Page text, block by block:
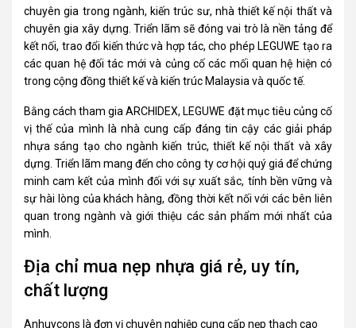
chuyên gia trong ngành, kiến trúc sư, nhà thiết kế nội thất và
chuyên gia xây dựng. Triển lãm sẽ đóng vai trò là nền tảng để
kết nối, trao đổi kiến thức và hợp tác, cho phép LEGUWE tạo ra
các quan hệ đối tác mới và củng cố các mối quan hệ hiện có
trong cộng đồng thiết kế và kiến trúc Malaysia và quốc tế.
Bằng cách tham gia ARCHIDEX, LEGUWE đặt mục tiêu củng cố
vị thế của mình là nhà cung cấp đáng tin cậy các giải pháp
nhựa sáng tạo cho ngành kiến trúc, thiết kế nội thất và xây
dựng. Triển lãm mang đến cho công ty cơ hội quý giá để chứng
minh cam kết của mình đối với sự xuất sắc, tính bền vững và
sự hài lòng của khách hàng, đồng thời kết nối với các bên liên
quan trong ngành và giới thiệu các sản phẩm mới nhất của
mình.
Địa chỉ mua nẹp nhựa giá rẻ, uy tín,
chất lượng
Anhuycons là đơn vị chuyên nghiệp cung cấp nẹp thạch cao